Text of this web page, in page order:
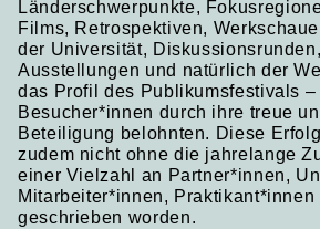
Länderschwerpunkte,
Films, Retrospektiven,
der Universität,
Ausstellungen und natürlich der
das Profil des Publikumsfestivals
Besucher*innen durch ihre treue
Beteiligung belohnten. Diese
zudem nicht ohne die jahrelange
einer Vielzahl an Partner*innen,
Mitarbeiter*innen,
geschrieben worden.